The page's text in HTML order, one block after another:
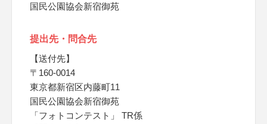
国民公園協会新宿御苑
提出先・問合先
【送付先】
〒160-0014
東京都新宿区内藤町11
国民公園協会新宿御苑
「フォトコンテスト」 TR係